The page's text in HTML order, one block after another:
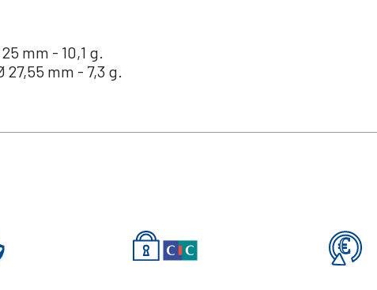
mm - 10,1 g.
27,55 mm - 7,3 g.